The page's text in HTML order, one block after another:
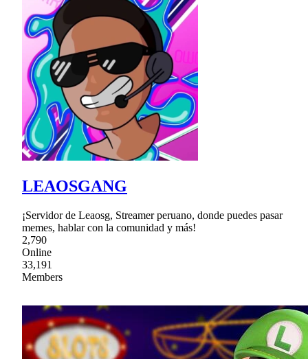
LEAOSGANG
¡Servidor de Leaosg, Streamer peruano, donde puedes pasar
memes, hablar con la comunidad y más!
2,790
Online
33,191
Members